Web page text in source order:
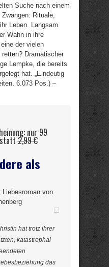
Suche nach einem
Rituale,
Leben. Langsam
Wahn in ihre
der vielen
Dramatischer
Lempke, die bereits
hat. „Eindeutig
6.073 Pos.) –
nur 99
statt2,99 €
als
Liebesroman von
hat trotz ihrer
katastrophal
das